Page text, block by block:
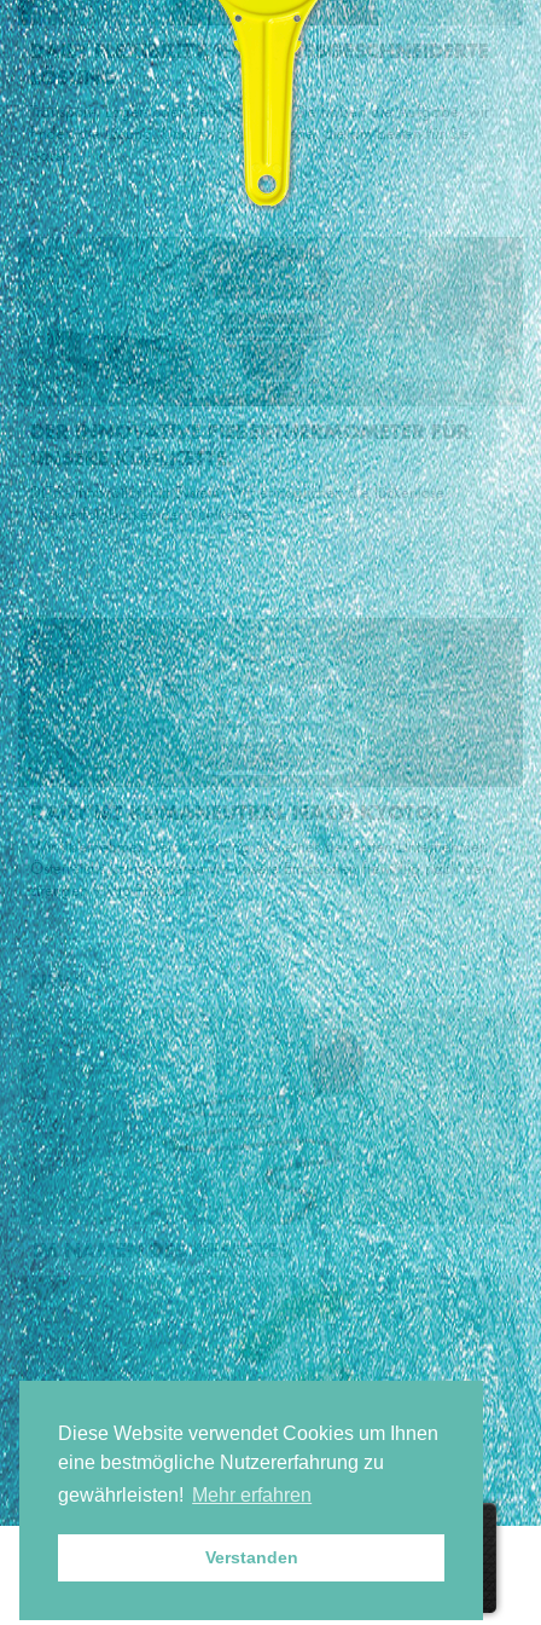
Diese Website verwendet Cookies um Ihnen
eine bestmögliche Nutzererfahrung zu
gewährleisten! Mehr erfahren
Verstanden
DAILY FLEXIBILITY, IHRE MASSGESCHNEIDERTE
LÖSUNG
Transport-, Lager- oder Tiefkühllogistik: Sie haben die Aufgabe, wir
finden die Lösung. Und zwar genau jene, die am besten für Sie
passt!
DER INNOVATIVE FIEBERTHERMOMETER FÜR
UNSERE KÜHLKETTE.
DLTS - Innovation mit System: Wir ermöglichen die lückenlose
Rückverfolgbarkeit der Kühlkette.
DAILY IST KLIMANEUTRAL NACH KYOTO!
Wir übernehmen Verantwortung: Als eines der ersten Unternehmen
Österreichs kompensieren wir unsere Emissionen freiwillig nach dem
strengen Kyoto Protokoll!
NEWS
IM NAMEN DES GESETZES